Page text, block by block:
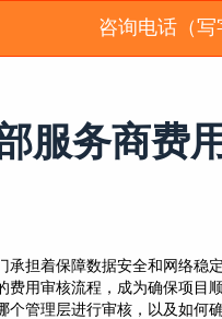
咨询电话（
服务商费
承担着保障数据安全和网络稳
费用审核流程，成为确保项目
管理层进行审核，以及如何